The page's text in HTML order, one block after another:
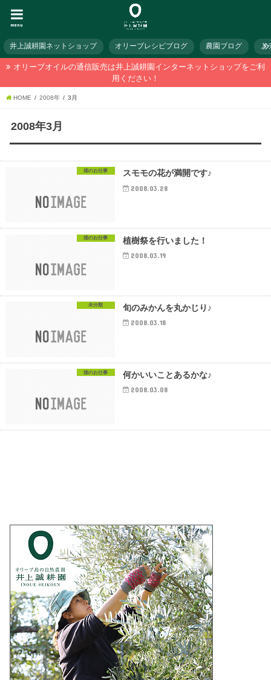
menu
井上誠耕園ネットショップ オリーブレシピブログ 農園ブログ メ
オリーブオイルの通信販売は井上誠耕園インターネットショップをご利
用ください！
HOME 2008年 3月
2008年3月
畑のお仕事 スモモの花が満開です♪
2008.03.28
畑のお仕事 植樹祭を行いました！
2008.03.19
未分類 旬のみかんを丸かじり♪
2008.03.18
畑のお仕事 何かいいことあるかな♪
2008.03.08